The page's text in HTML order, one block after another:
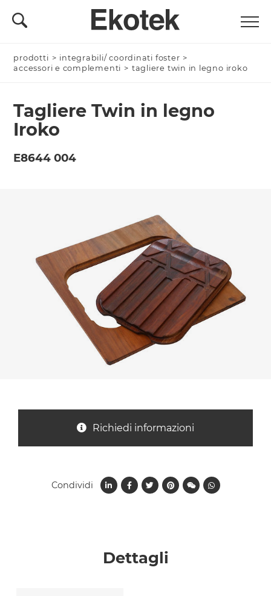
prodotti > integrabili/ coordinati foster >
accessori e complementi > tagliere twin in legno iroko
Dettagli
Tagliere Twin in legno
Iroko
E8644 004
Richiedi informazioni
Condividi
Nominativo *
Azienda/Privato *
Nazione *